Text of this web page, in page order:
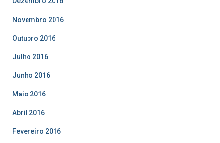
Novembro 2016
Outubro 2016
Julho 2016
Junho 2016
Maio 2016
Abril 2016
Fevereiro 2016